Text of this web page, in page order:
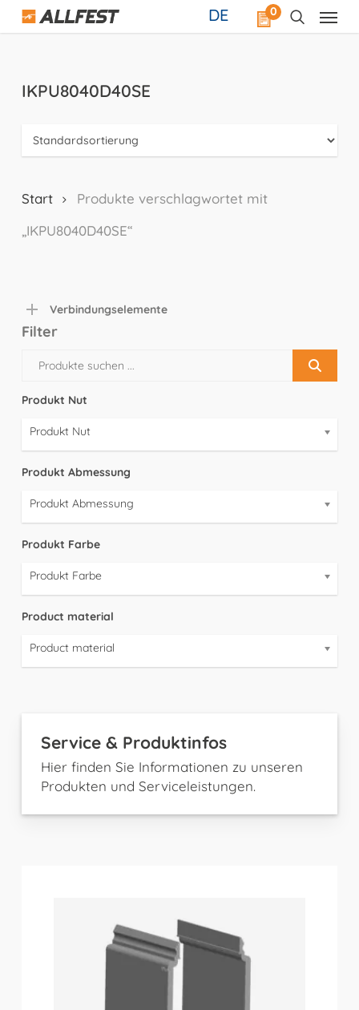
Skip
0
DE
IKPU8040D40SE
Start
Produkte verschlagwortet mit
„IKPU8040D40SE“
Verbindungselemente
Filter
Produkt Nut
Produkt Nut
Produkt Abmessung
Produkt Abmessung
Produkt Farbe
Produkt Farbe
Product material
Product material
Service & Produktinfos
Hier finden Sie Informationen zu unseren
Produkten und Serviceleistungen.